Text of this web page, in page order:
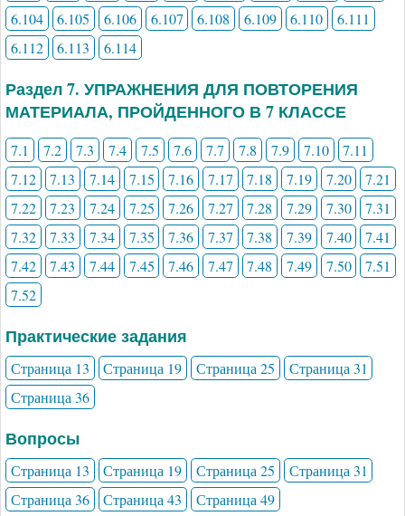
6.104
6.105 6.106 6.107 6.108 6.109 6.110
6.111
6.112
6.113 6.114
Раздел 7. УПРАЖНЕНИЯ ДЛЯ ПОВТОРЕНИЯ
МАТЕРИАЛА, ПРОЙДЕННОГО В 7 КЛАССЕ
7.1 7.2 7.3 7.4 7.5 7.6 7.7 7.8 7.9 7.10
7.11
7.12
7.13 7.14 7.15 7.16 7.17 7.18 7.19 7.20
7.21
7.22
7.23 7.24 7.25 7.26 7.27 7.28 7.29 7.30
7.31
7.32
7.33 7.34 7.35 7.36 7.37 7.38 7.39 7.40
7.41
7.42
7.43 7.44 7.45 7.46 7.47 7.48 7.49 7.50
7.51
7.52
Практические задания
Страница 13 Страница 19 Страница 25
Страница 31
Страница 36
Вопросы
Страница 13 Страница 19 Страница 25
Страница 31
Страница 36
Страница 43 Страница 49